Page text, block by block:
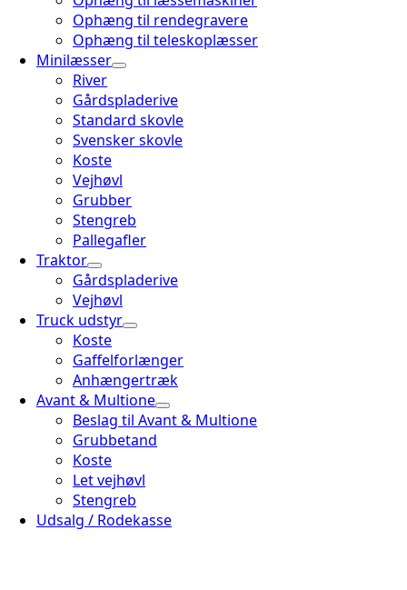
Ophæng til rendegravere
Ophæng til teleskoplæsser
Minilæsser
River
Gårdspladerive
Standard skovle
Svensker skovle
Koste
Vejhøvl
Grubber
Stengreb
Pallegafler
Traktor
Gårdspladerive
Vejhøvl
Truck udstyr
Koste
Gaffelforlænger
Anhængertræk
Avant & Multione
Beslag til Avant & Multione
Grubbetand
Koste
Let vejhøvl
Stengreb
Udsalg / Rodekasse